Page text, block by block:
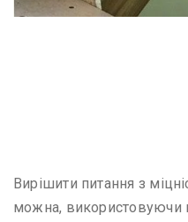
Вирішити питання з
можна, використовуючи